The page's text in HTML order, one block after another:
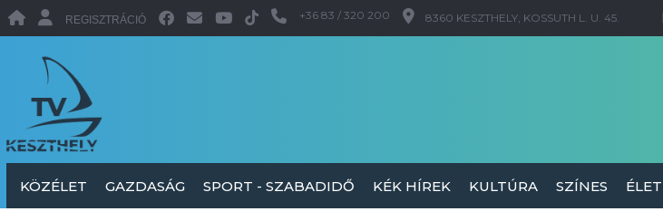
REGISZTRÁCIÓ +36 83 / 320 200 8360 KESZTHELY, KOSSUTH L. U. 45.
KÖZÉLET GAZDASÁG SPORT - SZABADIDŐ KÉK HÍREK KULTÚRA SZÍNES